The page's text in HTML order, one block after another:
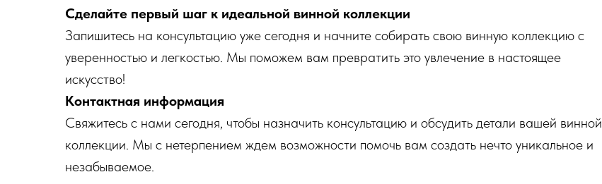
Сделайте первый шаг к идеальной винной коллекции
Запишитесь на консультацию уже сегодня и начните собирать свою винную коллекцию с
уверенностью и легкостью. Мы поможем вам превратить это увлечение в настоящее
искусство!
Контактная информация
Свяжитесь с нами сегодня, чтобы назначить консультацию и обсудить детали вашей винной
коллекции. Мы с нетерпением ждем возможности помочь вам создать нечто уникальное и
незабываемое.